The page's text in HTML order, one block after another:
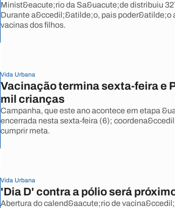
Minist&eacute;rio da Sa&uacute;de distribuiu
Durante a&ccedil;&atilde;o, pais poder&atilde;o
vacinas dos filhos.
Vida Urbana
Vacinação termina sexta-feira e
mil crianças
Campanha, que este ano acontece em etapa
encerrada nesta sexta-feira (6);
cumprir meta.
Vida Urbana
'Dia D' contra a pólio será
Abertura do calend&aacute;rio de